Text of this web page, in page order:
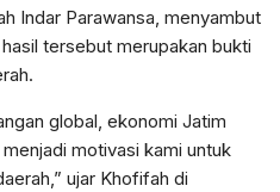
Indar Parawansa, menyambut
tersebut merupakan bukti
global, ekonomi Jatim
motivasi kami untuk
ujar Khofifah di